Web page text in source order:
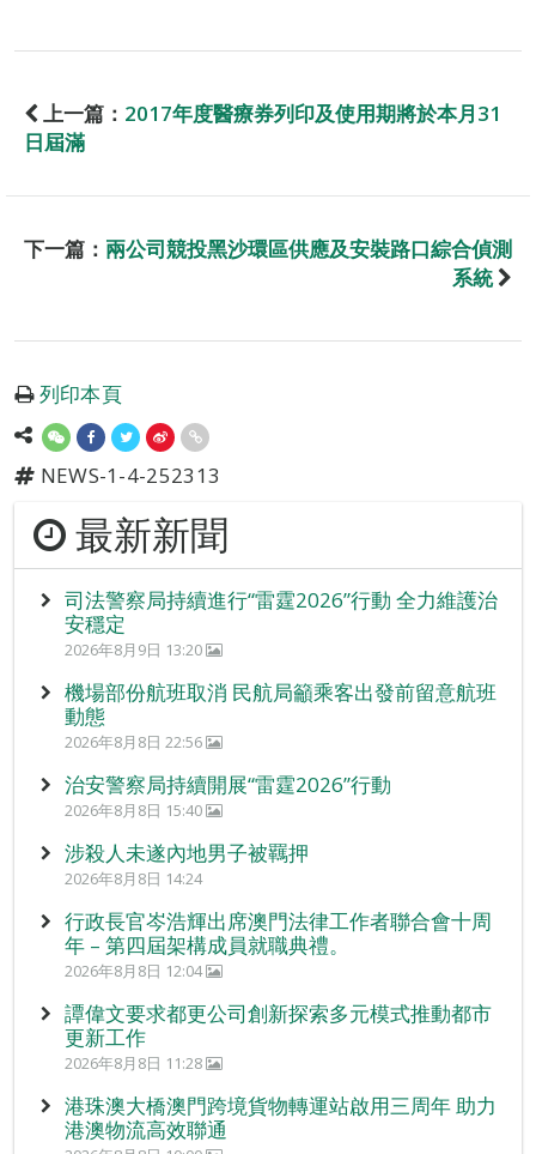
上一篇： 2017年度醫療券列印及使用期將於本月31
日屆滿
下一篇： 兩公司競投黑沙環區供應及安裝路口綜合偵測
系統
列印本頁
NEWS-1-4-252313
最新新聞
司法警察局持續進行“雷霆2026”行動 全力維護治
安穩定
2026年8月9日 13:20
機場部份航班取消 民航局籲乘客出發前留意航班
動態
2026年8月8日 22:56
治安警察局持續開展“雷霆2026”行動
2026年8月8日 15:40
涉殺人未遂內地男子被羈押
2026年8月8日 14:24
行政長官岑浩輝出席澳門法律工作者聯合會十周
年 – 第四屆架構成員就職典禮。
2026年8月8日 12:04
譚偉文要求都更公司創新探索多元模式推動都市
更新工作
2026年8月8日 11:28
港珠澳大橋澳門跨境貨物轉運站啟用三周年 助力
港澳物流高效聯通